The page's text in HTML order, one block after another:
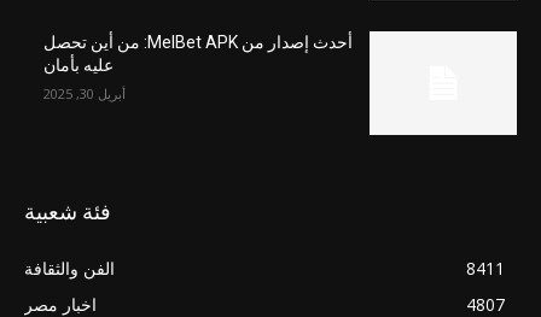
أحدث إصدار من MelBet APK: من أين تحصل
عليه بأمان
أبريل 30, 2025
فئة شعبية
الفن والثقافة
8411
اخبار مصر
4807